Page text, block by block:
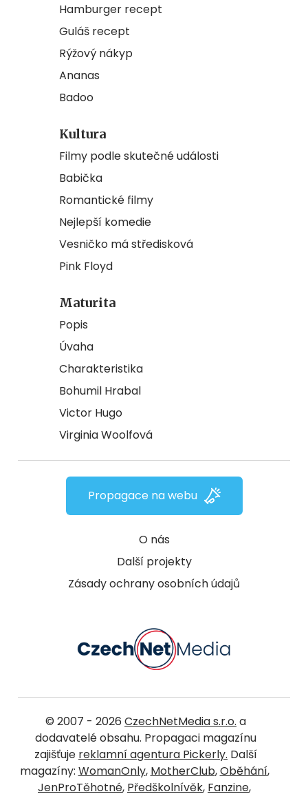
Hamburger recept
Guláš recept
Rýžový nákyp
Ananas
Badoo
Kultura
Filmy podle skutečné události
Babička
Romantické filmy
Nejlepší komedie
Vesničko má středisková
Pink Floyd
Maturita
Popis
Úvaha
Charakteristika
Bohumil Hrabal
Victor Hugo
Virginia Woolfová
O nás
Další projekty
Zásady ochrany osobních údajů
Propagace na webu
© 2007 - 2026 CzechNetMedia s.r.o. a
dodavatelé obsahu. Propagaci magazínu
zajišťuje reklamní agentura Pickerly. Další
magazíny: WomanOnly, MotherClub,Oběhání,
JenProTěhotné, Předškolnívěk, Fanzine,